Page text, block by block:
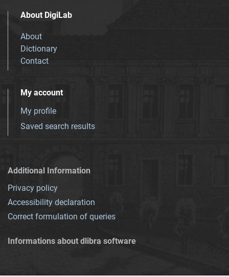
About DigiLab
About
Dictionary
Contact
My account
My profile
Saved search results
Additional Information
Privacy policy
Accessibility declaration
Correct formulation of queries
Informations about dlibra software